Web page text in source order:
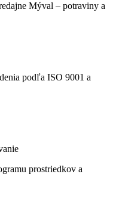
Mýval – potraviny a
podľa ISO 9001 a
prostriedkov a